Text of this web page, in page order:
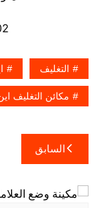
002
التغليف
مكائن التغليف
تصفّح
المقالات
السابق